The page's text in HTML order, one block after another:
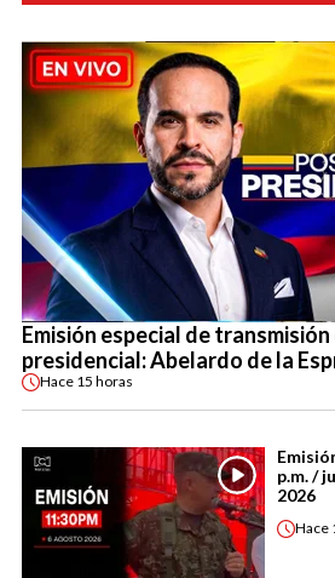
Emisión especial de transmisión
presidencial: Abelardo de la
Hace 15 horas
p.m. /
2026
Hace